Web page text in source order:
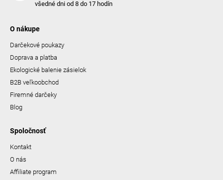
všedné dni od 8 do 17 hodín
O nákupe
Darčekové poukazy
Doprava a platba
Ekologické balenie zásielok
B2B veľkoobchod
Firemné darčeky
Blog
Spoločnosť
Kontakt
O nás
Affiliate program